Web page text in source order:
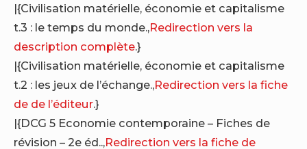
|{Civilisation matérielle, économie et capitalisme
t.3 : le temps du monde.,Redirection vers la
description complète.}
|{Civilisation matérielle, économie et capitalisme
t.2 : les jeux de l’échange.,Redirection vers la fiche
de de l’éditeur.}
|{DCG 5 Economie contemporaine – Fiches de
révision – 2e éd..,Redirection vers la fiche de